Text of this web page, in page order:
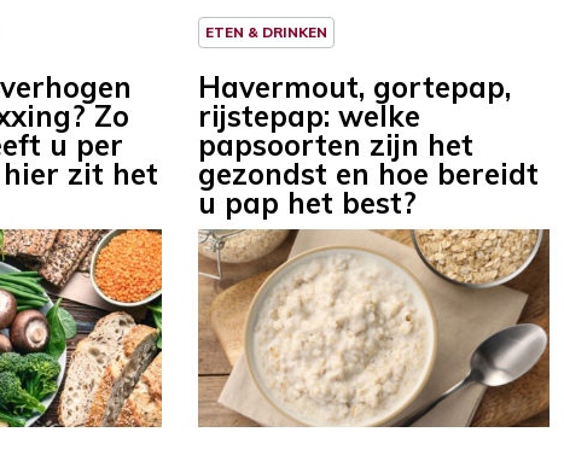
Zo
u per
zit het
ETEN & DRINKEN
Havermout, gortepap,
rijstepap: welke
papsoorten zijn het
gezondst en hoe bereidt
u pap het best?